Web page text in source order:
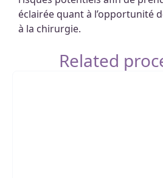
éclairée quant à l’opportunité
à la chirurgie.
Related